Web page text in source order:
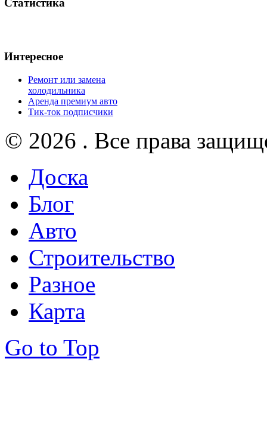
Статистика
Интересное
Ремонт или замена
холодильника
Аренда премиум авто
Тик-ток подписчики
© 2026 . Все права
Доска
Блог
Авто
Строительство
Разное
Карта
Go to Top